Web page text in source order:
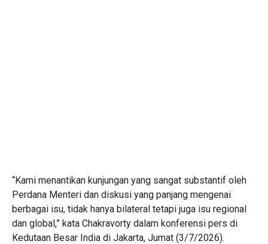
“Kami menantikan kunjungan yang sangat substantif oleh
Perdana Menteri dan diskusi yang panjang mengenai
berbagai isu, tidak hanya bilateral tetapi juga isu regional
dan global,” kata Chakravorty dalam konferensi pers di
Kedutaan Besar India di Jakarta, Jumat (3/7/2026).